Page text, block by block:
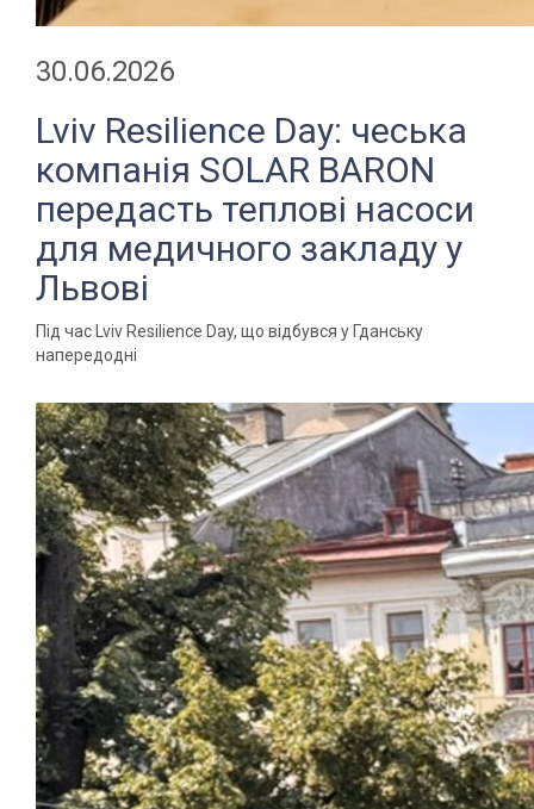
30.06.2026
Lviv Resilience Day: чеська
компанія SOLAR BARON
передасть теплові насоси
для медичного закладу у
Львові
Під час Lviv Resilience Day, що відбувся у Гданську
напередодні